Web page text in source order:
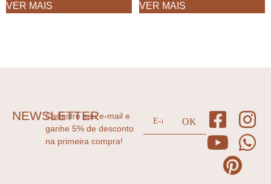
VER MAIS
VER MAIS
NEWSLETTER
Cadastre seu e-mail e
ganhe 5% de desconto
na primeira compra!